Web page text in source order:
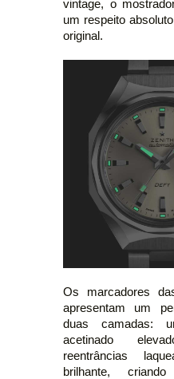
vintage, o
um respeito
original.
Os marcadores
apresentam um
duas camadas:
acetinado
reentrâncias
brilhante,